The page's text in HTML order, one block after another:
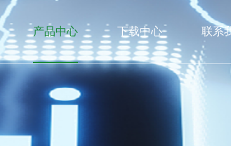
产品中心 下载中心 联系